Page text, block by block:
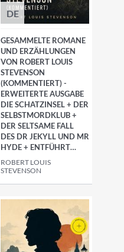
DE
GESAMMELTE ROMANE
UND ERZÄHLUNGEN
VON ROBERT LOUIS
STEVENSON
(KOMMENTIERT) -
ERWEITERTE AUSGABE
DIE SCHATZINSEL + DER
SELBSTMORDKLUB +
DER SELTSAME FALL
DES DR JEKYLL UND MR
HYDE + ENTFÜHRT…
ROBERT LOUIS
STEVENSON